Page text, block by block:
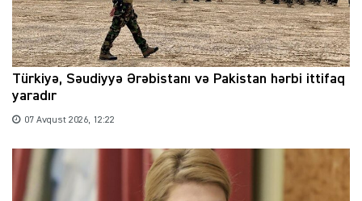
Türkiyə, Səudiyyə Ərəbistanı və Pakistan hərbi ittifaq
yaradır
07 Avqust 2026, 12:22